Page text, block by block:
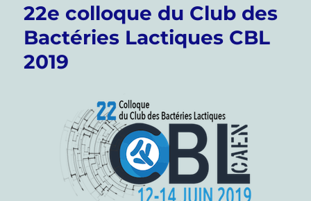
22e colloque du Club des
Bactéries Lactiques CBL
2019